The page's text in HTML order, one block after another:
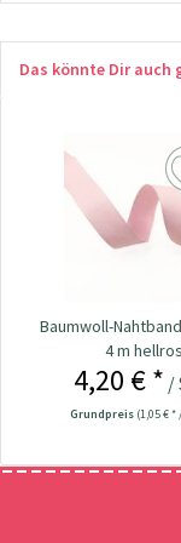
Das könnte Dir auch
Baumwoll-
4 m
4,20 € * /
Grundpreis (1,05 € *